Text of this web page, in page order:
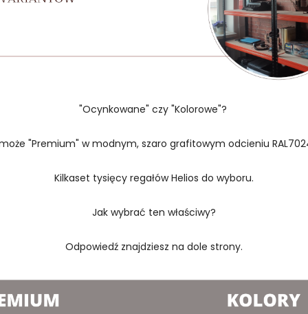
"Ocynkowane" czy "Kolorowe"?
"Premium" w modnym, szaro grafitowym odcieniu
Kilkaset tysięcy regałów Helios do wyboru.
Jak wybrać ten właściwy?
Odpowiedź znajdziesz na dole strony.